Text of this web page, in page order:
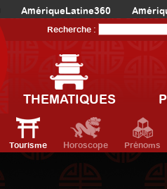
AmériqueLatine360
Recherche :
THEMATIQUES
Tourisme Horoscope Prénoms